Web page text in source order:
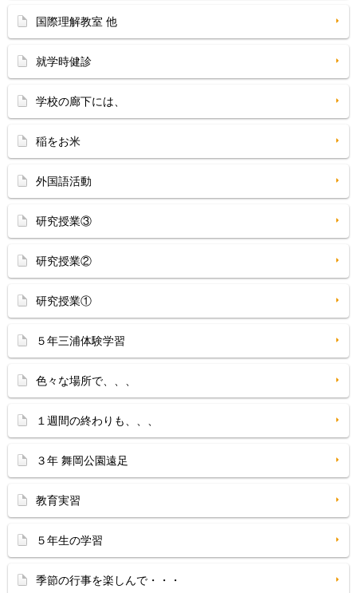
国際理解教室 他
就学時健診
学校の廊下には、
稲をお米
外国語活動
研究授業③
研究授業②
研究授業①
５年三浦体験学習
色々な場所で、、、
１週間の終わりも、、、
３年 舞岡公園遠足
教育実習
５年生の学習
季節の行事を楽しんで・・・